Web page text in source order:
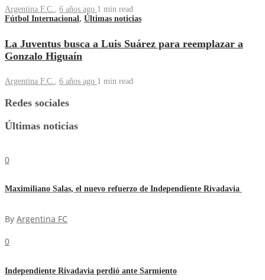
Argentina F.C. 6 años ago 1 min read
Fútbol Internacional , Últimas noticias
La Juventus busca a Luis Suárez para reemplazar a
Gonzalo Higuaín
Argentina F.C. 6 años ago 1 min read
Redes sociales
Últimas noticias
0
Maximiliano Salas, el nuevo refuerzo de Independiente Rivadavia
By Argentina FC
0
Independiente Rivadavia perdió ante Sarmiento